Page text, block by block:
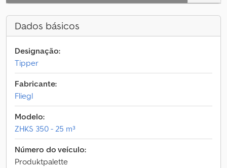
Dados básicos
Designação:
Tipper
Fabricante:
Fliegl
Modelo:
ZHKS 350 - 25 m³
Número do veículo:
Produktpalette